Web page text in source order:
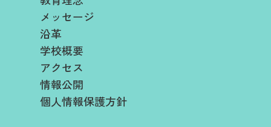
メッセージ
沿革
学校概要
アクセス
情報公開
個人情報保護方針